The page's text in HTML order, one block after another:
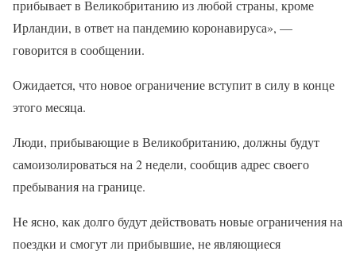
прибывает в Великобританию из любой страны, кроме
Ирландии, в ответ на пандемию коронавируса», —
говорится в сообщении.
Ожидается, что новое ограничение вступит в силу в конце
этого месяца.
Люди, прибывающие в Великобританию, должны будут
самоизолироваться на 2 недели, сообщив адрес своего
пребывания на границе.
Не ясно, как долго будут действовать новые ограничения на
поездки и смогут ли прибывшие, не являющиеся